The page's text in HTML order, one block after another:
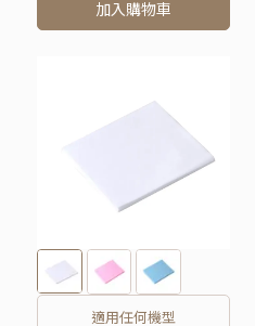
加入購物車
適用任何機型